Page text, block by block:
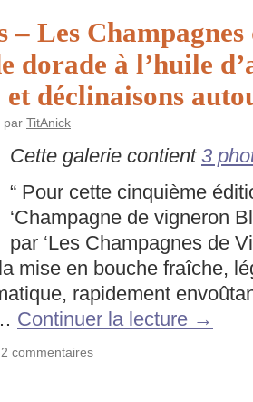
– Les
dorade à l’huile
déclinaisons
par TitAnick
Cette galerie contient 3
“ Pour cette cinquième
‘Champagne de vigneron
par ‘Les Champagnes de
mise en bouche fraîche,
rapidement
Continuer la lecture →
2 commentaires